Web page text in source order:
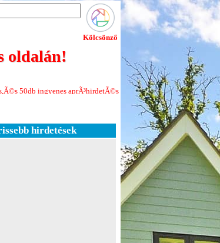
Kölcsönző
oldalán!
aprÃ³hirdetÃ©s minden Ãºj regisztrÃ¡ciÃ³hoz!Jelenleg a
hirdetések